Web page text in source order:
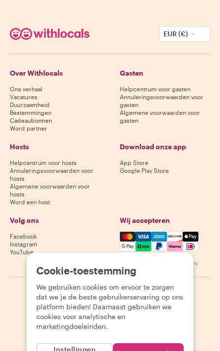
EUR (€)
Over Withlocals
Ons verhaal
Vacatures
Duurzaamheid
Bestemmingen
Cadeaubonnen
Word partner
Gasten
Helpcentrum voor gasten
Annuleringsvoorwaarden voor
gasten
Algemene voorwaarden voor
gasten
Hosts
Helpcentrum voor hosts
Annuleringsvoorwaarden voor
hosts
Algemene voorwaarden voor
hosts
Word een host
Download onze app
App Store
Google Play Store
Volg ons
Facebook
Instagram
YouTube
Wij accepteren
Mastercard, Visa, Amex,
Beschikbaarheid varieert per bestemming
2026 Withlocals.com Privacybeleid Cookies
Cookie-toestemming
We gebruiken cookies om ervoor te zorgen
dat we je de beste gebruikerservaring op ons
platform bieden! Daarnaast gebruiken we
cookies voor analytische en
marketingdoeleinden.
Instellingen